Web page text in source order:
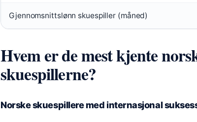
Gjennomsnittslønn skuespiller (måned)
Hvem er de mest kjente
skuespillerne?
Norske skuespillere med internasjonal